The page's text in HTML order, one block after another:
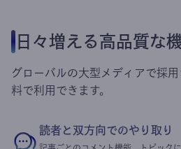
日々増える高品質な
グローバルの大型メディアで採
料で利用できます。
読者と双方向でのやり取り